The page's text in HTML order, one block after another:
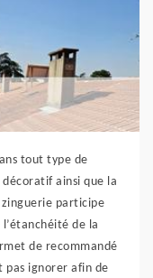
tout type de
ainsi que la
participe
de la
de recommandé
pas ignorer afin de